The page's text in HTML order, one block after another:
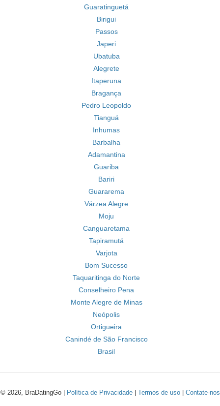
Guaratinguetá
Birigui
Passos
Japeri
Ubatuba
Alegrete
Itaperuna
Bragança
Pedro Leopoldo
Tianguá
Inhumas
Barbalha
Adamantina
Guariba
Bariri
Guararema
Várzea Alegre
Moju
Canguaretama
Tapiramutá
Varjota
Bom Sucesso
Taquaritinga do Norte
Conselheiro Pena
Monte Alegre de Minas
Neópolis
Ortigueira
Canindé de São Francisco
Brasil
© 2026, BraDatingGo | Política de Privacidade| Termos de uso| Contate-nos